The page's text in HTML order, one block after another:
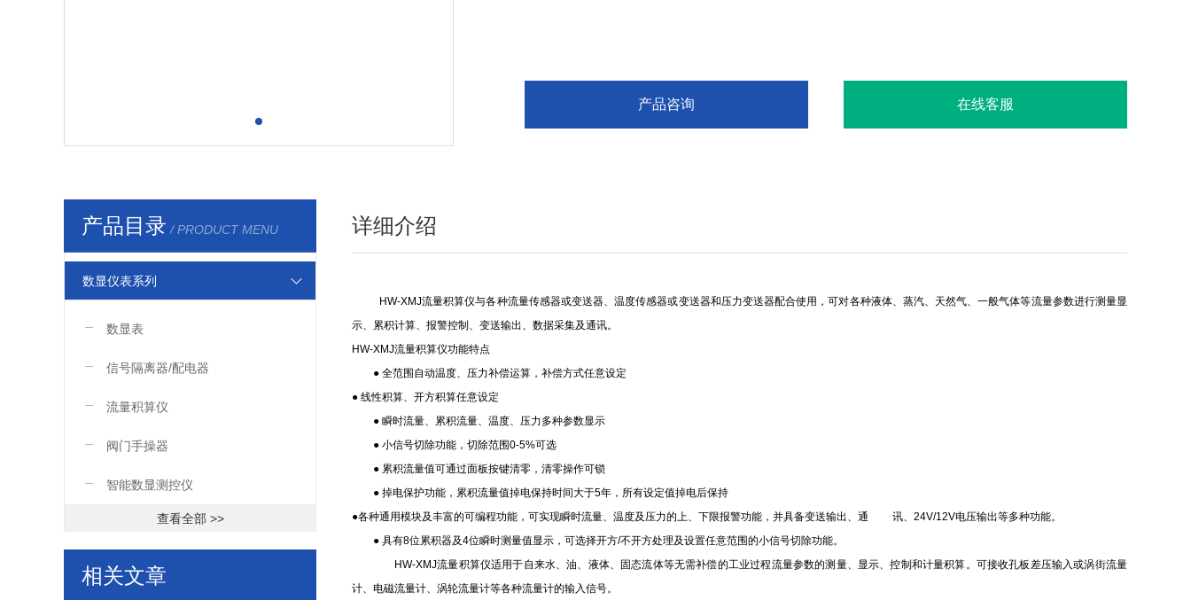
产品咨询 在线客服
产品目录 / PRODUCT MENU
数显仪表系列
数显表
信号隔离器/配电器
流量积算仪
阀门手操器
智能数显测控仪
查看全部 >>
相关文章
详细介绍
HW-XMJ流量积算仪与各种流量传感器或变送器、温度传感器或变送器和压力变送器配合使用，可对各种液体、蒸汽、天然气、一般气体等流量参数进行测量显
示、累积计算、报警控制、变送输出、数据采集及通讯。
HW-XMJ流量积算仪功能特点
● 全范围自动温度、压力补偿运算，补偿方式任意设定
● 线性积算、开方积算任意设定
● 瞬时流量、累积流量、温度、压力多种参数显示
● 小信号切除功能，切除范围0-5%可选
● 累积流量值可通过面板按键清零，清零操作可锁
● 掉电保护功能，累积流量值掉电保持时间大于5年，所有设定值掉电后保持
●各种通用模块及丰富的可编程功能，可实现瞬时流量、温度及压力的上、下限报警功能，并具备变送输出、通 讯、24V/12V电压输出等多种功能。
● 具有8位累积器及4位瞬时测量值显示，可选择开方/不开方处理及设置任意范围的小信号切除功能。
HW-XMJ流量积算仪适用于自来水、油、液体、固态流体等无需补偿的工业过程流量参数的测量、显示、控制和计量积算。可接收孔板差压输入或涡街流量
计、电磁流量计、涡轮流量计等各种流量计的输入信号。